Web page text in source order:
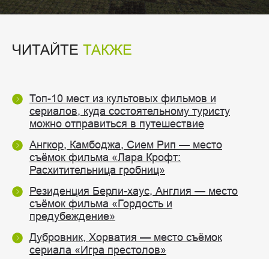
ЧИТАЙТЕ ТАКЖЕ
Топ-10 мест из культовых фильмов и
сериалов, куда состоятельному туристу
можно отправиться в путешествие
Ангкор, Камбоджа, Сием Рип — место
съёмок фильма «Лара Крофт:
Расхитительница гробниц»
Резиденция Берли-хаус, Англия — место
съёмок фильма «Гордость и
предубеждение»
Дубровник, Хорватия — место съёмок
сериала «Игра престолов»